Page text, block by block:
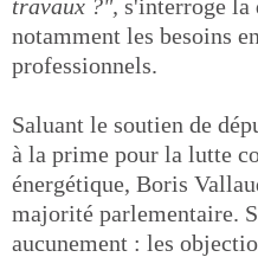
travaux ?", s'interroge la
notamment les besoins
professionnels.
Saluant le soutien de
à la prime pour la lutte
énergétique, Boris
majorité parlementaire.
aucunement : les